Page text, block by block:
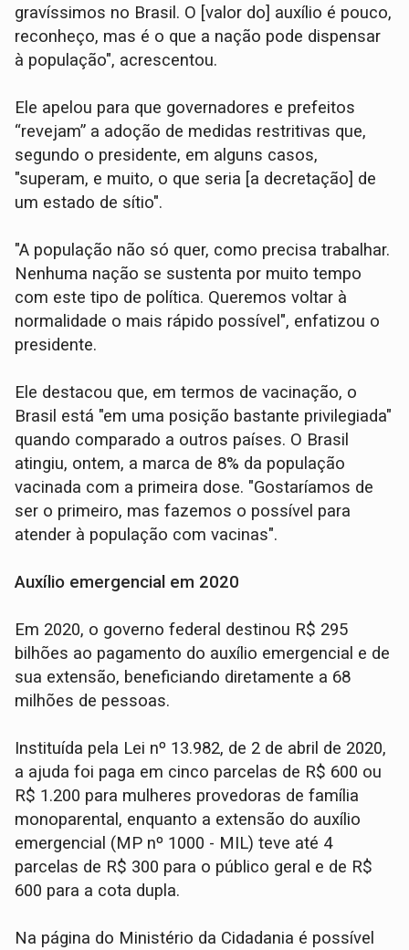
gravíssimos no Brasil. O [valor do] auxílio é pouco,
reconheço, mas é o que a nação pode dispensar
à população", acrescentou.
Ele apelou para que governadores e prefeitos
“revejam” a adoção de medidas restritivas que,
segundo o presidente, em alguns casos,
"superam, e muito, o que seria [a decretação] de
um estado de sítio".
"A população não só quer, como precisa trabalhar.
Nenhuma nação se sustenta por muito tempo
com este tipo de política. Queremos voltar à
normalidade o mais rápido possível", enfatizou o
presidente.
Ele destacou que, em termos de vacinação, o
Brasil está "em uma posição bastante privilegiada"
quando comparado a outros países. O Brasil
atingiu, ontem, a marca de 8% da população
vacinada com a primeira dose. "Gostaríamos de
ser o primeiro, mas fazemos o possível para
atender à população com vacinas".
Auxílio emergencial em 2020
Em 2020, o governo federal destinou R$ 295
bilhões ao pagamento do auxílio emergencial e de
sua extensão, beneficiando diretamente a 68
milhões de pessoas.
Instituída pela Lei nº 13.982, de 2 de abril de 2020,
a ajuda foi paga em cinco parcelas de R$ 600 ou
R$ 1.200 para mulheres provedoras de família
monoparental, enquanto a extensão do auxílio
emergencial (MP nº 1000 - MIL) teve até 4
parcelas de R$ 300 para o público geral e de R$
600 para a cota dupla.
Na página do Ministério da Cidadania é possível